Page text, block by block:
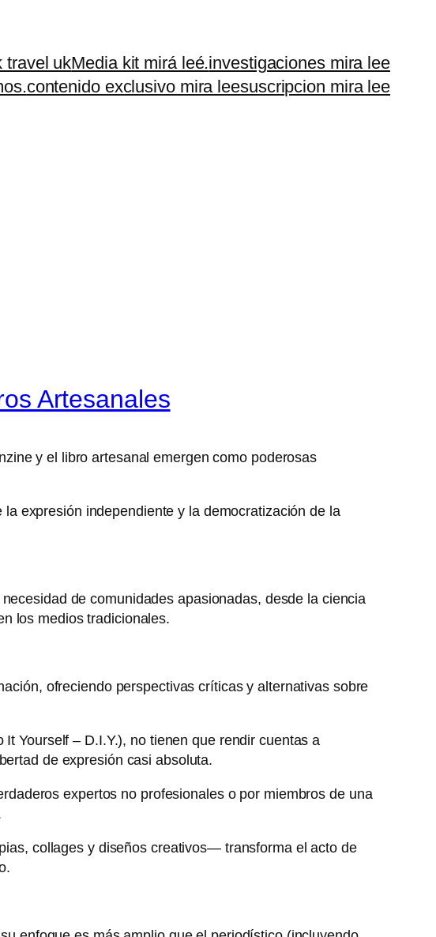
travel ukMedia kit mirá leé.investigaciones mira lee
contenido exclusivo mira leesuscripcion mira lee
Artesanales
y el libro artesanal emergen como poderosas
expresión independiente y la democratización de la
de comunidades apasionadas, desde la ciencia
los medios tradicionales.
ofreciendo perspectivas críticas y alternativas sobre
Yourself – D.I.Y.), no tienen que rendir cuentas a
de expresión casi absoluta.
expertos no profesionales o por miembros de una
collages y diseños creativos— transforma el acto de